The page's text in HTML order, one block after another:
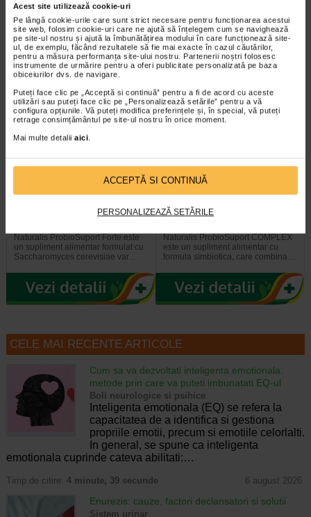
Acest site utilizează cookie-uri
Pe lângă cookie-urile care sunt strict necesare pentru funcționarea acestui
site web, folosim cookie-uri care ne ajută să înțelegem cum se navighează
pe site-ul nostru și ajută la îmbunătățirea modului în care funcționează site-
ul, de exemplu, făcând rezultatele să fie mai exacte în cazul căutărilor,
pentru a măsura performanța site-ului nostru. Partenerii noștri folosesc
instrumente de urmărire pentru a oferi publicitate personalizată pe baza
obiceiurilor dvs. de navigare.
Puteți face clic pe „Acceptă si continuă” pentru a fi de acord cu aceste
utilizări sau puteți face clic pe „Personalizează setările” pentru a vă
configura opțiunile. Vă puteți modifica preferințele și, în special, vă puteți
retrage consimțământul pe site-ul nostru în orice moment.
Mai multe detalii aici.
ACCEPTĂ SI CONTINUĂ
PERSONALIZEAZĂ SETĂRILE
Supliment alimentar cu carbune
activ si inulina, destinat reducerii
acumularii excesive de gaze…
comprimate filmate, care contine
extract din frunze de Senna…
Plătești 2, primești 3
ProbioSuport Forte, 10
capsule vegetale, Naturalis
Naturalis ProbioSuport Forte este
un supliment alimentar formulat cu
Saccharomyces cerevisiae var…
Plătești 2, primești 3
ProbioSuport Complex, 15
capsule, Naturalis
Naturalis ProbioSuport COMPLEX
este un supliment alimentar cu
formula simbiotica, care combina…
CELE MAI RECENTE ARTICOLE
Cum sa va dezvoltati inteligenta emotionala:
metode prin care va puteti imbunatati EQ-ul
Boli neurologice si psihice
Inteligenta emotionala (EQ) se refera la
capacitatea de a identifica si gestiona
propriile emotii, precum si emotiile celorlalti.
In general, se spune ca inteligenta
emotionala cuprinde cateva abilitati:…
Timp de citire: 4 minute, 39 secunde 6 august 2026
Enurezis: cauze, factori declansatori si solutii
Sistem urinar